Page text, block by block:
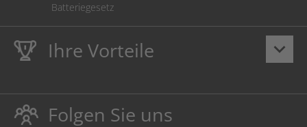
Batteriegesetz
keyboard_arrow_down
Ihre Vorteile
LebenslangeHausmarke Garantieauf Toner und Tinte
schützt auch Ihren Drucker.
Folgen Sie uns